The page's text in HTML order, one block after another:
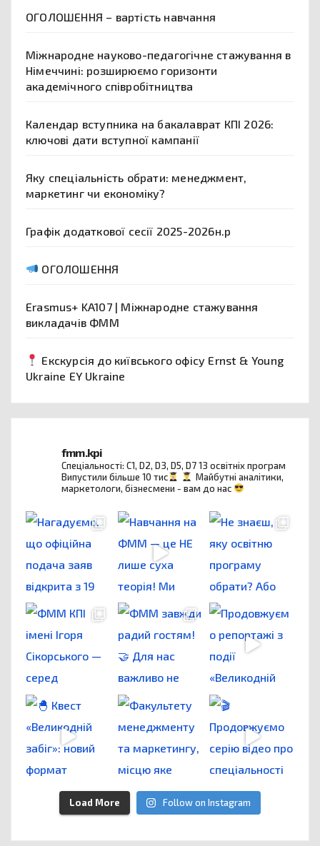
ОГОЛОШЕННЯ – вартість навчання
Міжнародне науково-педагогічне стажування в
Німеччині: розширюємо горизонти
академічного співробітництва
Календар вступника на бакалаврат КПІ 2026:
ключові дати вступної кампанії
Яку спеціальність обрати: менеджмент,
маркетинг чи економіку?
Графік додаткової сесії 2025-2026н.р
ОГОЛОШЕННЯ
Erasmus+ KA107 | Міжнародне стажування
викладачів ФММ
Екскурсія до київського офісу Ernst & Young
Ukraine EY Ukraine
fmm.kpi
Спеціальності: C1, D2, D3, D5, D713 освітніх програм
Випустили більше 10 тис
Майбутні аналітики,
маркетологи, бізнесмени - вам до нас
Load More Follow on Instagram